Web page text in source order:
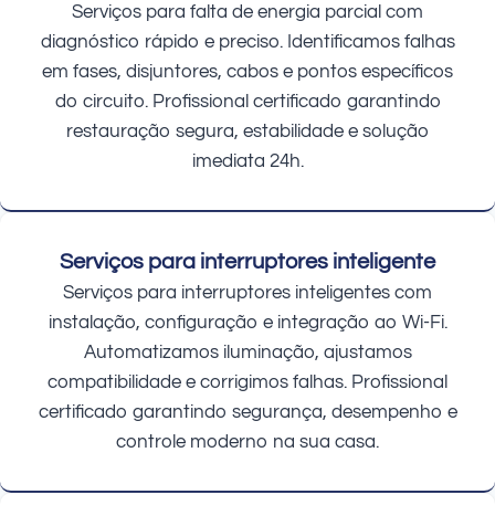
Serviços para falta de energia parcial com
diagnóstico rápido e preciso. Identificamos falhas
em fases, disjuntores, cabos e pontos específicos
do circuito. Profissional certificado garantindo
restauração segura, estabilidade e solução
imediata 24h.
Serviços para interruptores inteligente
Serviços para interruptores inteligentes com
instalação, configuração e integração ao Wi-Fi.
Automatizamos iluminação, ajustamos
compatibilidade e corrigimos falhas. Profissional
certificado garantindo segurança, desempenho e
controle moderno na sua casa.